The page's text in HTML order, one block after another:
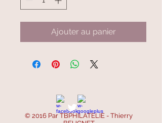
Ajouter au panier
© 2016 Par TBPHILATELIE - Thierry